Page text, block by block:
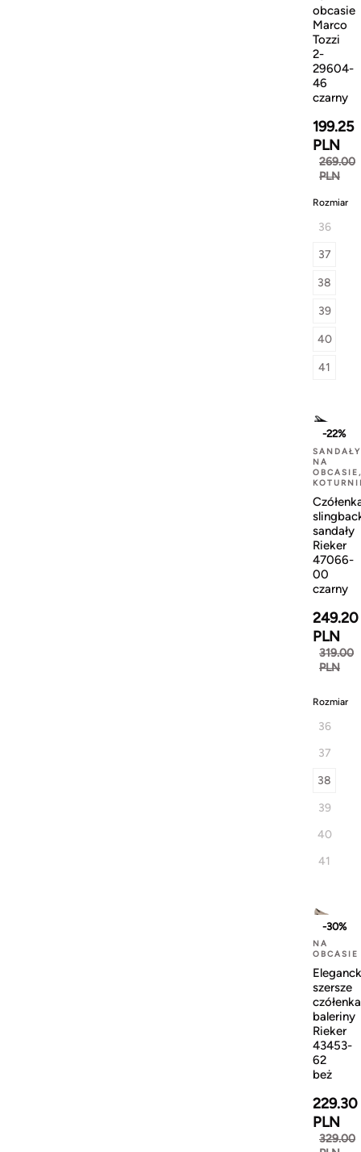
obcasie
Marco
Tozzi
2-
29604-
46
czarny
199.25
PLN
269.00
PLN
Rozmiar
36
37
38
39
40
41
-22%
SANDAŁY
NA
OBCASIE,
sandały
Rieker
47066-
00
czarny
249.20
PLN
319.00
PLN
Rozmiar
36
37
38
39
40
41
-30%
NA
OBCASIE
szersze
czółenka
baleriny
Rieker
43453-
62
beż
229.30
PLN
329.00